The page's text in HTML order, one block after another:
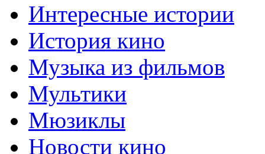
Интересные истории
История кино
Музыка из фильмов
Мультики
Мюзиклы
Новости кино